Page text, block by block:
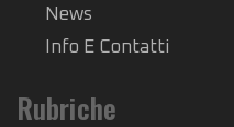
News
Info E Contatti
Rubriche